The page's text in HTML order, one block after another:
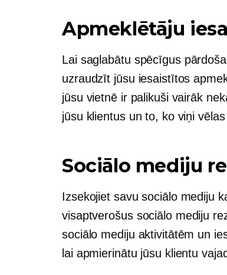
Apmeklētāju
Lai saglabātu spēcīgus
uzraudzīt jūsu iesaistītos
jūsu vietnē ir palikuši vairāk
jūsu klientus un to, ko viņi
Sociālo mediju
Izsekojiet savu sociālo mediju
visaptverošus sociālo mediju
sociālo mediju aktivitātēm un
lai apmierinātu jūsu klientu